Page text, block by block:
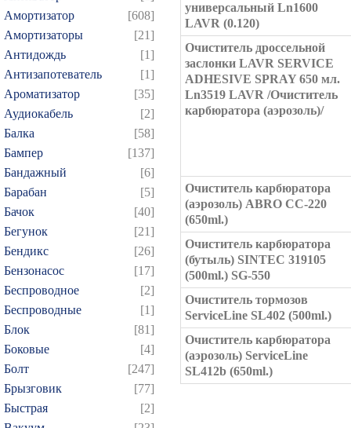
Амортизатор
[608]
Амортизаторы
[21]
Антидождь
[1]
Антизапотеватель
[1]
Ароматизатор
[35]
Аудиокабель
[2]
Балка
[58]
Бампер
[137]
Бандажный
[6]
Барабан
[5]
Бачок
[40]
Бегунок
[21]
Бендикс
[26]
Бензонасос
[17]
Беспроводное
[2]
Беспроводные
[1]
Блок
[81]
Боковые
[4]
Болт
[247]
Брызговик
[77]
Быстрая
[2]
универсальный Ln1600
LAVR (0.120)
Очиститель дроссельной
заслонки LAVR SERVICE
ADHESIVE SPRAY 650 мл.
Ln3519 LAVR /Очиститель
карбюратора (аэрозоль)/
Очиститель карбюратора
(аэрозоль) ABRO CC-220
(650ml.)
Очиститель карбюратора
(бутыль) SINTEC 319105
(500ml.) SG-550
Очиститель тормозов
ServiceLine SL402 (500ml.)
Очиститель карбюратора
(аэрозоль) ServiceLine
SL412b (650ml.)